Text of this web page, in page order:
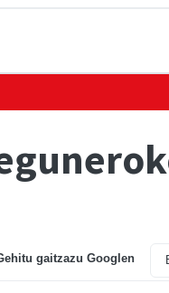
gaitzazu Googlen